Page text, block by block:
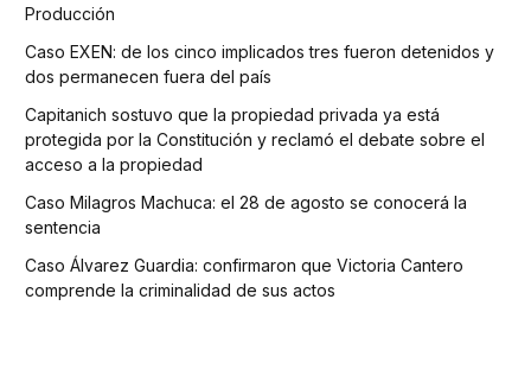
Producción
Caso EXEN: de los cinco implicados tres fueron detenidos y
dos permanecen fuera del país
Capitanich sostuvo que la propiedad privada ya está
protegida por la Constitución y reclamó el debate sobre el
acceso a la propiedad
Caso Milagros Machuca: el 28 de agosto se conocerá la
sentencia
Caso Álvarez Guardia: confirmaron que Victoria Cantero
comprende la criminalidad de sus actos